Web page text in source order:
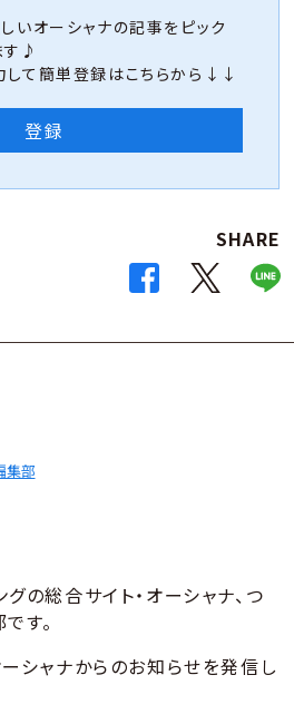
いオーシャナの記事をピック
す♪
して簡単登録はこちらから↓↓
登録
SHARE
集部
の総合サイト・オーシャナ、つ
す。
シャナからのお知らせを発信し